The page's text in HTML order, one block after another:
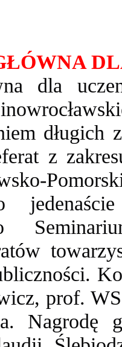
dla
długich
z
prof.
Nagrodę